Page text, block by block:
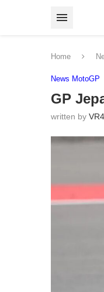
Home
News MotoGP
GP
written by